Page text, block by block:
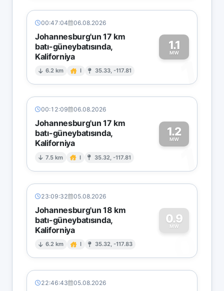
00:47:04 06.08.2026
Johannesburg'un 17 km
batı-güneybatısında,
Kaliforniya
6.2 km I 35.33, -117.81
1.1
MW
1
00:12:09 06.08.2026
Johannesburg'un 17 km
batı-güneybatısında,
Kaliforniya
7.5 km I 35.32, -117.81
1.2
MW
1
23:09:32 05.08.2026
Johannesburg'un 18 km
batı-güneybatısında,
Kaliforniya
6.2 km I 35.32, -117.83
0.9
MW
0
22:46:43 05.08.2026